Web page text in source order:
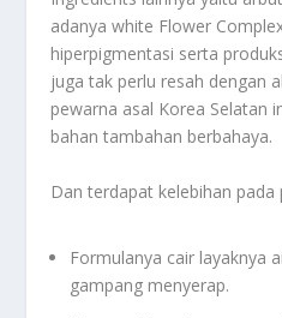
adanya white Flower
hiperpigmentasi serta
juga tak perlu resah dengan
pewarna asal Korea Selatan
bahan tambahan berbahaya.
Dan terdapat kelebihan
Formulanya cair layaknya
gampang menyerap.